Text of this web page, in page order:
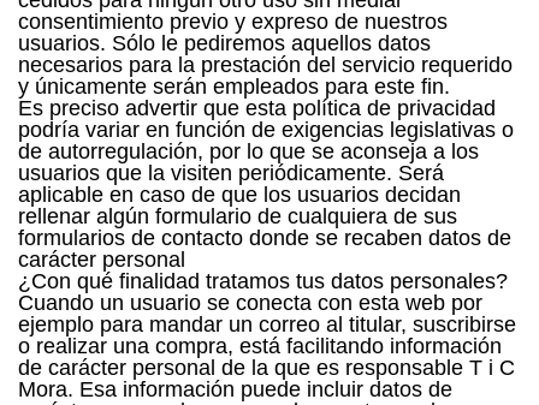
consentimiento previo y expreso de nuestros
usuarios. Sólo le pediremos aquellos datos
necesarios para la prestación del servicio requerido
y únicamente serán empleados para este fin.
Es preciso advertir que esta política de privacidad
podría variar en función de exigencias legislativas o
de autorregulación, por lo que se aconseja a los
usuarios que la visiten periódicamente. Será
aplicable en caso de que los usuarios decidan
rellenar algún formulario de cualquiera de sus
formularios de contacto donde se recaben datos de
carácter personal
¿Con qué finalidad tratamos tus datos personales?
Cuando un usuario se conecta con esta web por
ejemplo para mandar un correo al titular, suscribirse
o realizar una compra, está facilitando información
de carácter personal de la que es responsable T i C
Mora. Esa información puede incluir datos de